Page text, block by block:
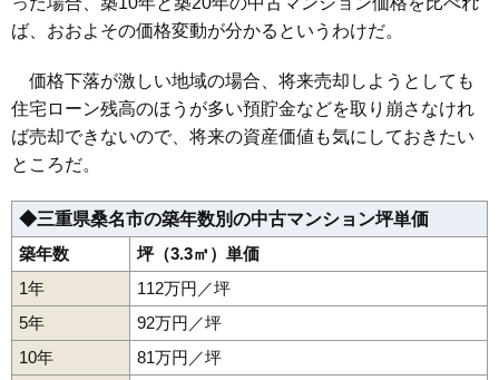
ば、おおよその価格変動が分かるというわけだ。
価格下落が激しい地域の場合、将来売却しようとしても
住宅ローン残高のほうが多い預貯金などを取り崩さなけれ
ば売却できないので、将来の資産価値も気にしておきたい
ところだ。
◆三重県桑名市の築年数別の中古マンション坪単価
築年数
坪（3.3㎡）単価
1年
112万円／坪
5年
92万円／坪
10年
81万円／坪
江場 桑名 参宮通 新西方 末広町
長島町押付
長島町又木蓮見町東方福島明正町矢田
長島駅 桑名駅近鉄長島駅益生駅西桑名駅